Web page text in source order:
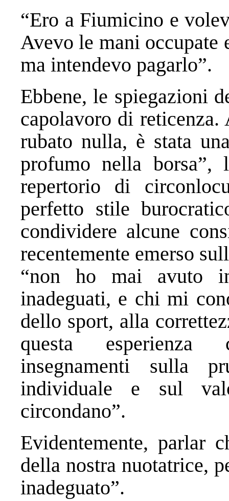
“Ero a Fiumicino e
Avevo le mani occupate
ma intendevo pagarlo”.
Ebbene, le spiegazioni
capolavoro di reticenza.
rubato nulla, è stata
profumo nella
repertorio di
perfetto stile
condividere alcune
recentemente emerso
“non ho mai avuto
inadeguati, e chi mi
dello sport, alla
questa esperienza
insegnamenti sulla
individuale e sul
circondano”.
Evidentemente, parlar
della nostra nuotatrice,
inadeguato”.